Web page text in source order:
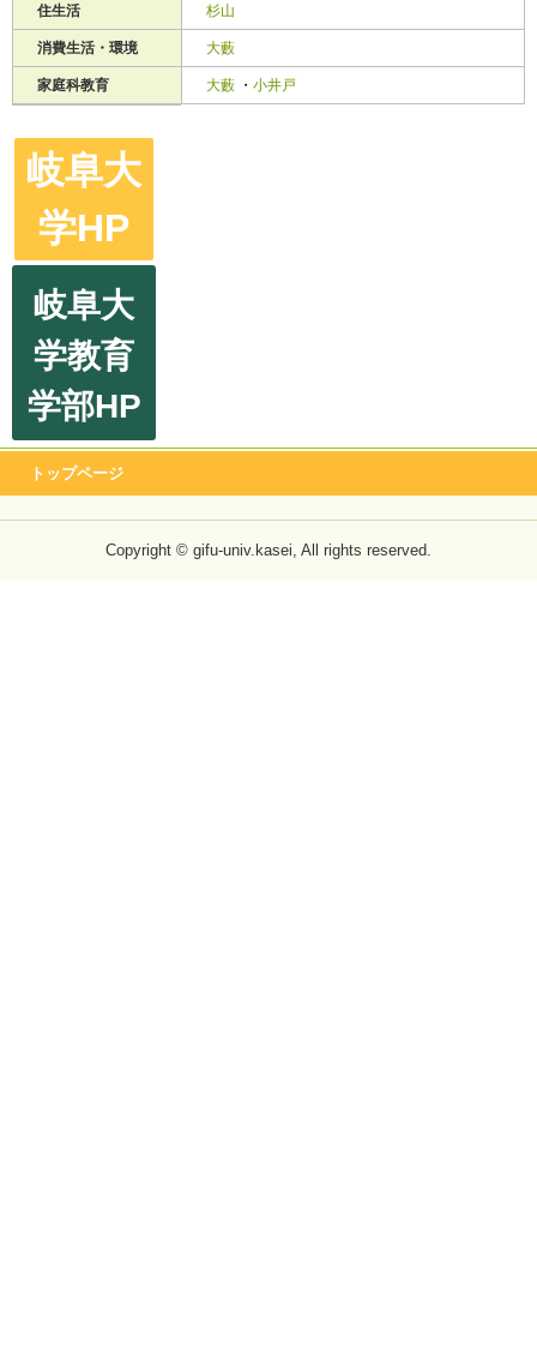
住生活 杉山
消費生活・環境 大藪
家庭科教育 大藪 ・ 小井戸
岐阜大
学HP
岐阜大
学教育
学部HP
トップページ
Copyright © gifu-univ.kasei, All rights reserved.